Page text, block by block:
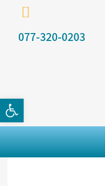
077-320-0203
פתח